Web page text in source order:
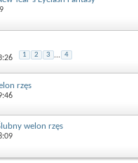
1 2 3 ... 4
rzęs
welon rzęs